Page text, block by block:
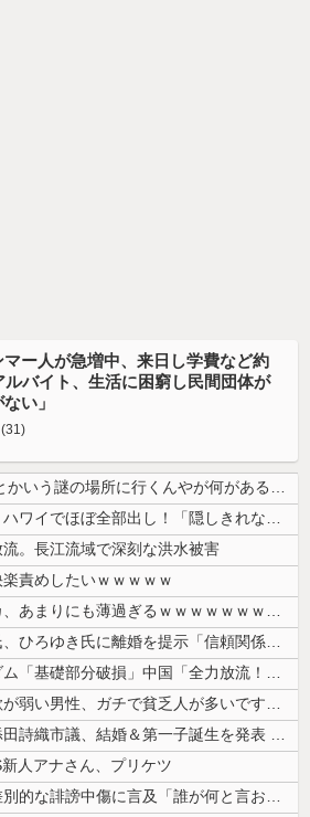
マー人が急増中、来日し学費など約
バイト、生活に困窮し民間団体が
い」
【悲報】 明日、飛田給とかいう謎の場所に行くんやが何があるんや????...
【最新画像】 tuki.(17)、ハワイでほぼ全部出し！「隠しきれない...
。長江流域で深刻な洪水被害
楽責めしたいｗｗｗｗｗ
【画像】ケニアのスイカ、あまりにも薄過ぎるｗｗｗｗｗｗｗｗｗｗｗｗｗ
【夫婦危機】西村ゆか氏、ひろゆき氏に離婚を提示「信頼関係が保てず夫婦を...
中国「大豪雨！」三峡ダム「基礎部分破損」中国「全力放流！」台風13号「...
【悲報】ひろゆき「性欲が弱い男性、ガチで貧乏人が多いです。なぜなら…」
【祝】小坪慎也市議と添田詩織市議、結婚＆第一子誕生を発表 → ｗｗｗｗ...
人アナさん、プリケツ
【悲報】八村塁、人種差別的な誹謗中傷に言及「誰が何と言おうと僕は日本人...